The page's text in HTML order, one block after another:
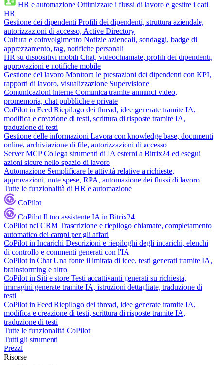
HR e automazione Ottimizzare i flussi di lavoro e gestire i dati
HR
Gestione dei dipendenti Profili dei dipendenti, struttura aziendale,
autorizzazioni di accesso, Active Directory
Cultura e coinvolgimento Notizie aziendali, sondaggi, badge di
apprezzamento, tag, notifiche personali
HR su dispositivi mobili Chat, videochiamate, profili dei dipendenti,
approvazioni e notifiche mobile
Gestione del lavoro Monitora le prestazioni dei dipendenti con KPI,
rapporti di lavoro, visualizzazione Supervisione
Comunicazioni interne Comunica tramite annunci video,
promemoria, chat pubbliche e private
CoPilot in Feed Riepilogo dei thread, idee generate tramite IA,
modifica e creazione di testi, scrittura di risposte tramite IA,
traduzione di testi
Gestione delle informazioni Lavora con knowledge base, documenti
online, archiviazione di file, autorizzazioni di accesso
Server MCP Collega strumenti di IA esterni a Bitrix24 ed esegui
azioni sicure nello spazio di lavoro
Automazione Semplificare le attività relative a richieste,
approvazioni, note spese, RPA, automazione dei flussi di lavoro
Tutte le funzionalità di HR e automazione
CoPilot
CoPilot Il tuo assistente IA in Bitrix24
CoPilot nel CRM Trascrizione e riepilogo chiamate, completamento
automatico dei campi per gli affari
CoPilot in Incarichi Descrizioni e riepiloghi degli incarichi, elenchi
di controllo e commenti generati con l'IA
CoPilot in Chat Una fonte illimitata di idee, testi generati tramite IA,
brainstorming e altro
CoPilot in Siti e store Testi accattivanti generati su richiesta,
immagini generate tramite IA, istruzioni dettagliate, traduzione di
testi
CoPilot in Feed Riepilogo dei thread, idee generate tramite IA,
modifica e creazione di testi, scrittura di risposte tramite IA,
traduzione di testi
Tutte le funzionalità CoPilot
Tutti gli strumenti
Prezzi
Risorse